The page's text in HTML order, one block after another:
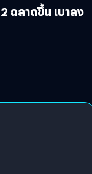
ฉลาดขึ้น เบาลง